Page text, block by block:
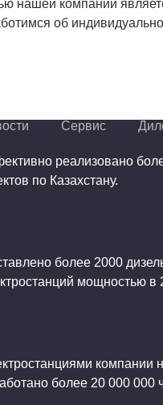
Сервис
нашей компании
об
реализовано
по Казахстану.
более 2000
мощностью в
компании
более 20 000 000